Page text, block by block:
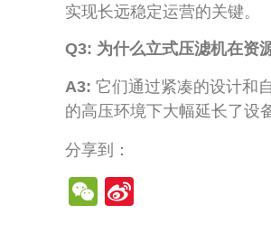
实现长远稳定运营的关键。
Q3: 为什么立式压滤机在资
A3: 它们通过紧凑的设计和
的高压环境下大幅延长了设
分享到：
WeChat